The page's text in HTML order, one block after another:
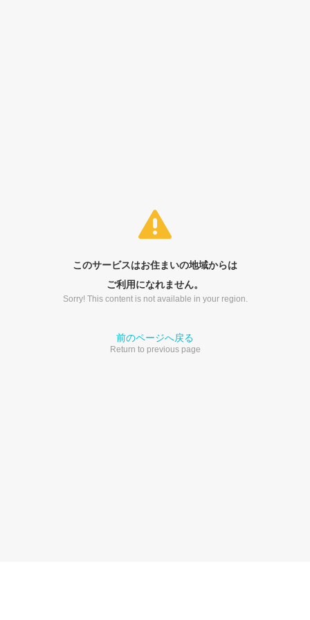
このサービスはお住まいの地域からは
ご利用になれません。
Sorry! This content is not available in your region.
前のページへ戻る
Return to previous page